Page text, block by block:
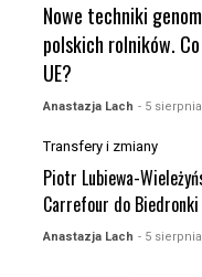
Nowe techniki
polskich rolników.
UE?
Anastazja Lach - 5
Transfery i zmiany
Piotr Lubiewa-
Carrefour do Biedronki
Anastazja Lach - 5